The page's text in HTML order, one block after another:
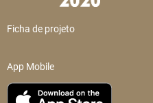
Ficha de projeto
App Mobile